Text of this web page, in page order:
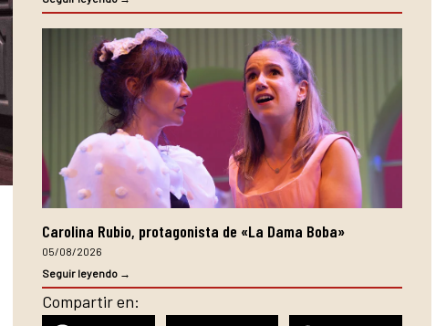
Carolina Rubio, protagonista de «La Dama Boba»
05/08/2026
Seguir leyendo →
Compartir en: